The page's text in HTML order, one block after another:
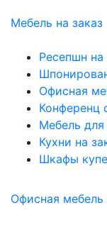
Мебель на заказ
Ресепшн на
Офисная
Конференц
Мебель
Кухни на
Шкафы
Офисная мебель